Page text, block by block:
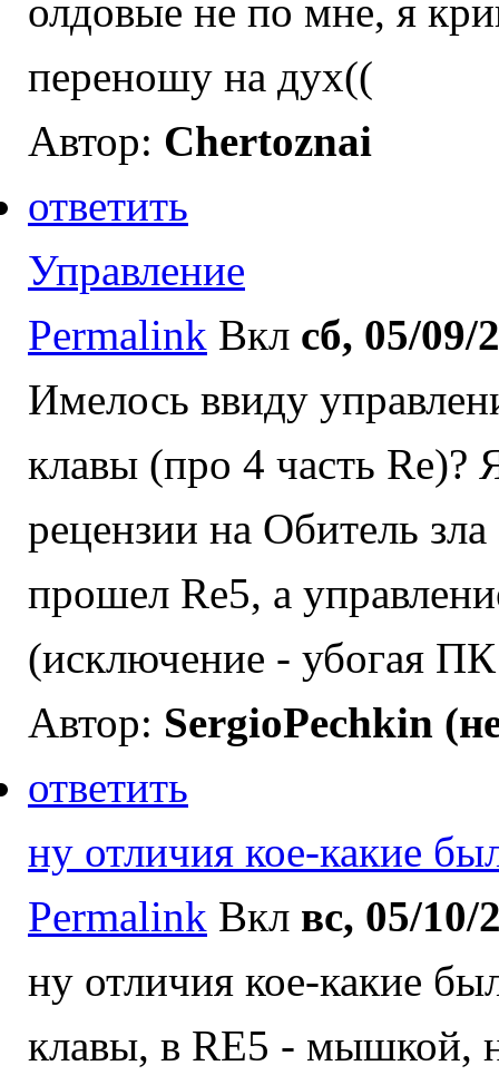
олдовые не по мне, я
переношу на дух((
Автор: Chertoznai
ответить
Управление
Permalink Вкл сб, 05/09/
Имелось ввиду
клавы (про 4 часть
рецензии на Обитель
прошел Re5, а
(исключение - убогая
Автор: SergioPechkin
ответить
ну отличия кое-какие
Permalink Вкл вс, 05/10/
ну отличия кое-какие
клавы, в RE5 - мышкой,